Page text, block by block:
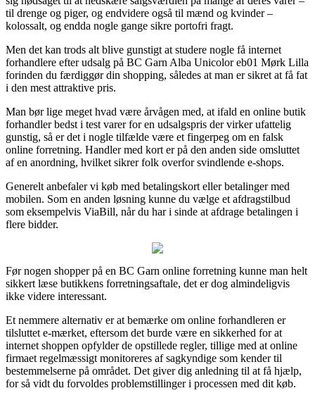
til drenge og piger, og endvidere også til mænd og kvinder –
kolossalt, og endda nogle gange sikre portofri fragt.
Men det kan trods alt blive gunstigt at studere nogle få internet
forhandlere efter udsalg på BC Garn Alba Unicolor eb01 Mørk Lilla
forinden du færdiggør din shopping, således at man er sikret at få fat
i den mest attraktive pris.
Man bør lige meget hvad være årvågen med, at ifald en online butik
forhandler bedst i test varer for en udsalgspris der virker ufattelig
gunstig, så er det i nogle tilfælde være et fingerpeg om en falsk
online forretning. Handler med kort er på den anden side omsluttet
af en anordning, hvilket sikrer folk overfor svindlende e-shops.
Generelt anbefaler vi køb med betalingskort eller betalinger med
mobilen. Som en anden løsning kunne du vælge et afdragstilbud
som eksempelvis ViaBill, når du har i sinde at afdrage betalingen i
flere bidder.
Før nogen shopper på en BC Garn online forretning kunne man helt
sikkert læse butikkens forretningsaftale, det er dog almindeligvis
ikke videre interessant.
Et nemmere alternativ er at bemærke om online forhandleren er
tilsluttet e-mærket, eftersom det burde være en sikkerhed for at
internet shoppen opfylder de opstillede regler, tillige med at online
firmaet regelmæssigt monitoreres af sagkyndige som kender til
bestemmelserne på området. Det giver dig anledning til at få hjælp,
for så vidt du forvoldes problemstillinger i processen med dit køb.